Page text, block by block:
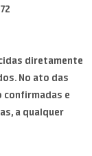
diretamente
No ato das
confirmadas e
a qualquer